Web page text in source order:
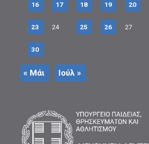
16 17 18 19 20
23 24 25 26 27
30
« Μάι Ιούλ »